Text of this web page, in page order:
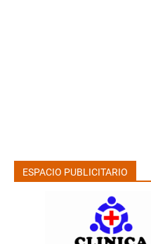
ESPACIO PUBLICITARIO